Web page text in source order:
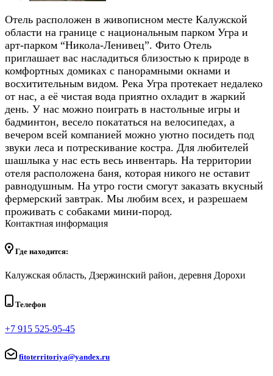
Отель расположен в живописном месте Калужской
области на границе с национальным парком Угра и
арт-парком “Никола-Ленивец”. Фито Отель
приглашает вас насладиться близостью к природе в
комфортных домиках с панорамными окнами и
восхитительным видом. Река Угра протекает недалеко
от нас, а её чистая вода приятно охладит в жаркий
день. У нас можно поиграть в настольные игры и
бадминтон, весело покататься на велосипедах, а
вечером всей компанией можно уютно посидеть под
звуки леса и потрескивание костра. Для любителей
шашлыка у нас есть весь инвентарь. На территории
отеля расположена баня, которая никого не оставит
равнодушным. На утро гости смогут заказать вкусный
фермерский завтрак. Мы любим всех, и разрешаем
проживать с собаками мини-пород.
Контактная информация
Где находится:
Калужская область, Дзержинский район, деревня Дорохи
Телефон
+7 915 525-95-45
fitoterritoriya@yandex.ru